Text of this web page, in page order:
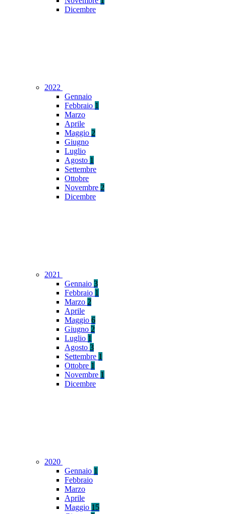
Dicembre
2022
Gennaio
Febbraio 1
Marzo
Aprile
Maggio 2
Giugno
Luglio
Agosto 1
Settembre
Ottobre
Novembre 2
Dicembre
2021
Gennaio 3
Febbraio 1
Marzo 2
Aprile
Maggio 6
Giugno 2
Luglio 1
Agosto 3
Settembre 1
Ottobre 1
Novembre 1
Dicembre
2020
Gennaio 1
Febbraio
Marzo
Aprile
Maggio 15